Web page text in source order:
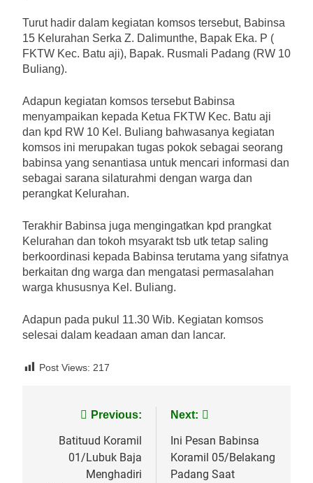
Turut hadir dalam kegiatan komsos tersebut, Babinsa
15 Kelurahan Serka Z. Dalimunthe, Bapak Eka. P (
FKTW Kec. Batu aji), Bapak. Rusmali Padang (RW 10
Buliang).
Adapun kegiatan komsos tersebut Babinsa
menyampaikan kepada Ketua FKTW Kec. Batu aji
dan kpd RW 10 Kel. Buliang bahwasanya kegiatan
komsos ini merupakan tugas pokok sebagai seorang
babinsa yang senantiasa untuk mencari informasi dan
sebagai sarana silaturahmi dengan warga dan
perangkat Kelurahan.
Terakhir Babinsa juga mengingatkan kpd prangkat
Kelurahan dan tokoh msyarakt tsb utk tetap saling
berkoordinasi kepada Babinsa terutama yang sifatnya
berkaitan dng warga dan mengatasi permasalahan
warga khususnya Kel. Buliang.
Adapun pada pukul 11.30 Wib. Kegiatan komsos
selesai dalam keadaan aman dan lancar.
Post Views: 217
Navigasi
pos
Previous:
Batituud Koramil
01/Lubuk Baja
Menghadiri
Next:
Ini Pesan Babinsa
Koramil 05/Belakang
Padang Saat